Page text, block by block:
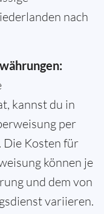
nach
kannst du in
per
Die Kosten für
können je
und dem von
variieren.